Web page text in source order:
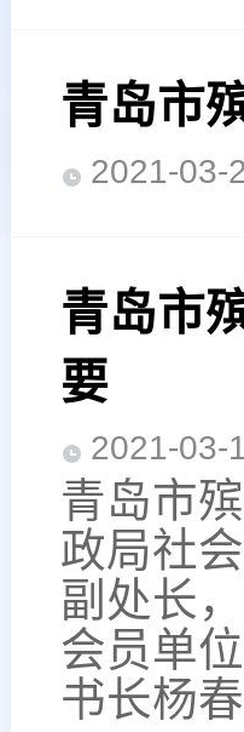
青岛市
2021-
青岛市
要
2021-
青岛市
政局社
副处长
会员单
书长杨